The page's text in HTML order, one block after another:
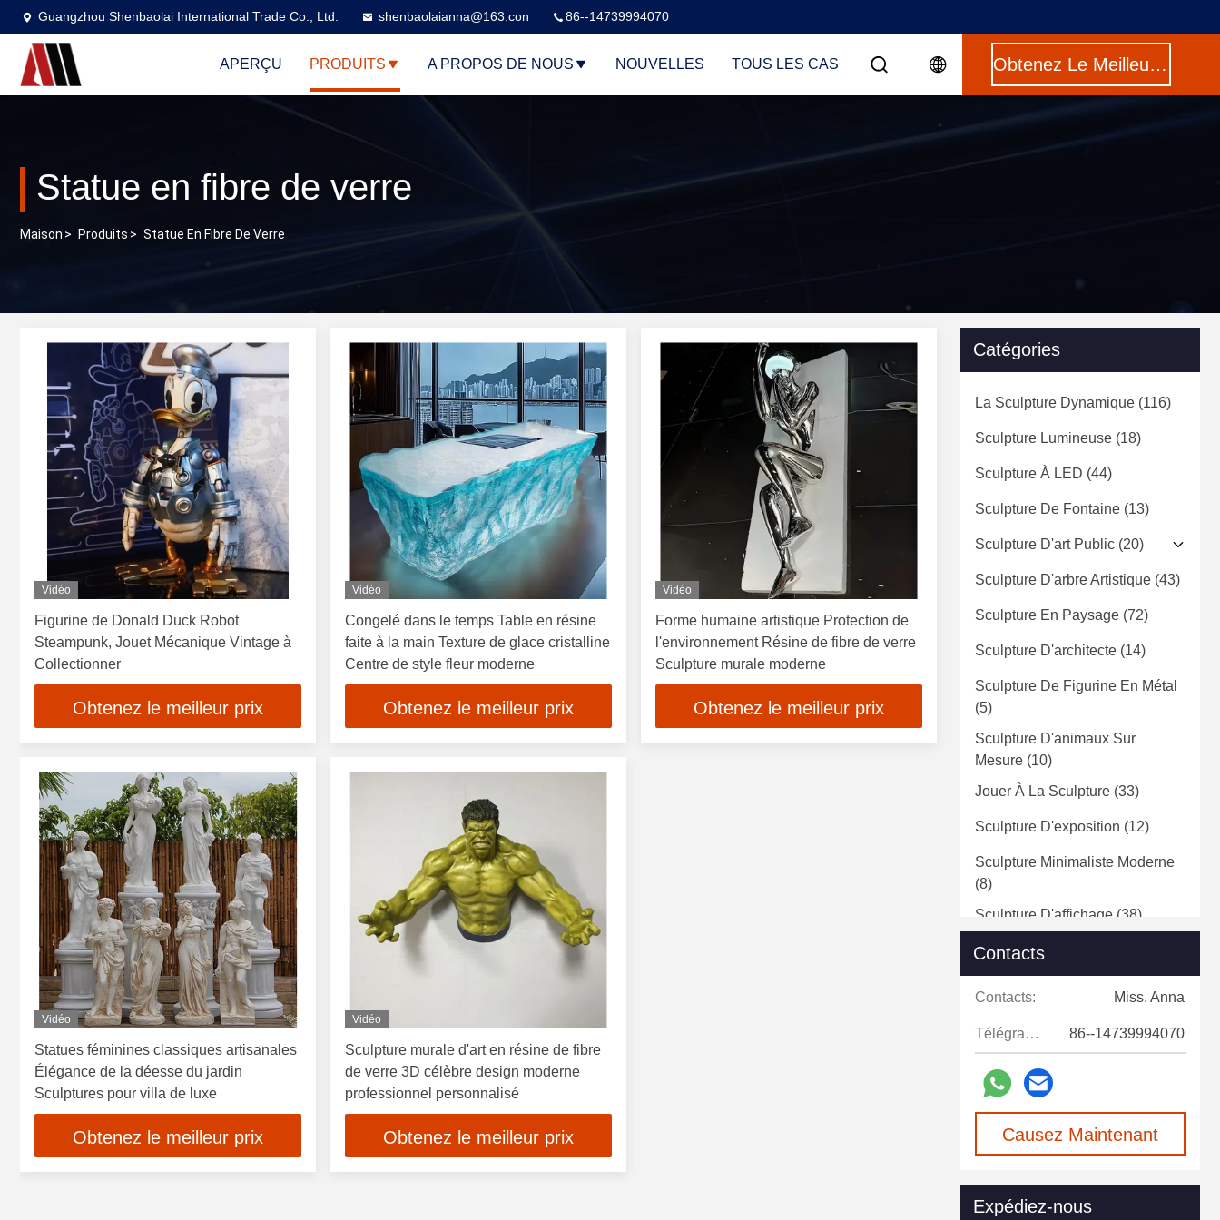
Guangzhou Shenbaolai International Trade Co., Ltd. shenbaolaianna@163.con 86--14739994070
APERÇU PRODUITS A PROPOS DE NOUS NOUVELLES TOUS LES CAS Obtenez Le Meilleur Prix
Statue en fibre de verre
Maison > Produits > Statue En Fibre De Verre
Vidéo
Figurine de Donald Duck Robot
Steampunk, Jouet Mécanique Vintage à
Collectionner
Obtenez le meilleur prix
Vidéo
Congelé dans le temps Table en résine
faite à la main Texture de glace cristalline
Centre de style fleur moderne
Obtenez le meilleur prix
Vidéo
Forme humaine artistique Protection de
l'environnement Résine de fibre de verre
Sculpture murale moderne
Obtenez le meilleur prix
Vidéo
Statues féminines classiques artisanales
Élégance de la déesse du jardin
Sculptures pour villa de luxe
Obtenez le meilleur prix
Vidéo
Sculpture murale d'art en résine de fibre
de verre 3D célèbre design moderne
professionnel personnalisé
Obtenez le meilleur prix
Catégories
La Sculpture Dynamique (116)
Sculpture Lumineuse (18)
Sculpture À LED (44)
Sculpture De Fontaine (13)
Sculpture D'art Public (20)
Sculpture D'arbre Artistique (43)
Sculpture En Paysage (72)
Sculpture D'architecte (14)
Sculpture De Figurine En Métal
(5)
Sculpture D'animaux Sur
Mesure (10)
Jouer À La Sculpture (33)
Sculpture D'exposition (12)
Sculpture Minimaliste Moderne
(8)
Sculpture D'affichage (38)
Sculptures D'animaux En Fibre
Statue En Fibre De Verre(5)
Sculpture D'art Décoratif(4)
Sculpture Murale Décorative
Contacts
Contacts: Miss. Anna
Télégramme: 86--14739994070
Causez Maintenant
Expédiez-nous